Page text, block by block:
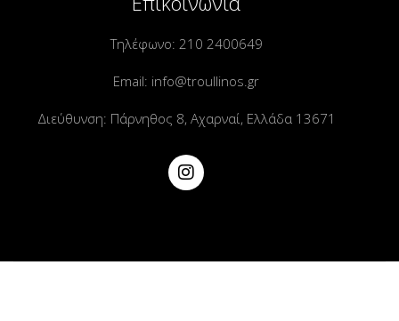
Τηλέφωνο: 210 2400649
Email: info@troullinos.gr
Διεύθυνση: Πάρνηθος 8, Αχαρναί, Ελλάδα 13671